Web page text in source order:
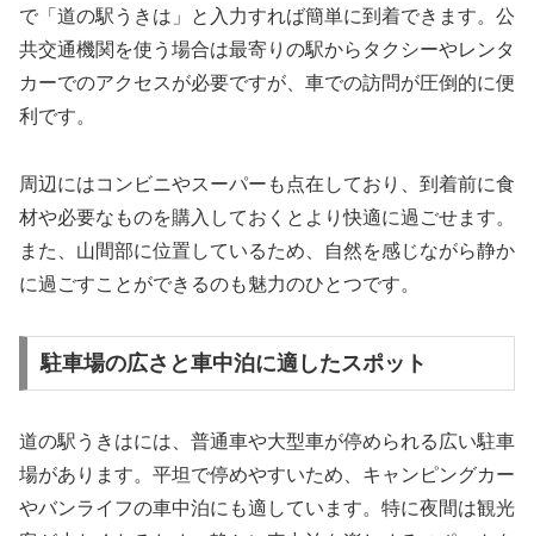
で「道の駅うきは」と入力すれば簡単に到着できます。公
共交通機関を使う場合は最寄りの駅からタクシーやレンタ
カーでのアクセスが必要ですが、車での訪問が圧倒的に便
利です。
周辺にはコンビニやスーパーも点在しており、到着前に食
材や必要なものを購入しておくとより快適に過ごせます。
また、山間部に位置しているため、自然を感じながら静か
に過ごすことができるのも魅力のひとつです。
駐車場の広さと車中泊に適したスポット
道の駅うきはには、普通車や大型車が停められる広い駐車
場があります。平坦で停めやすいため、キャンピングカー
やバンライフの車中泊にも適しています。特に夜間は観光